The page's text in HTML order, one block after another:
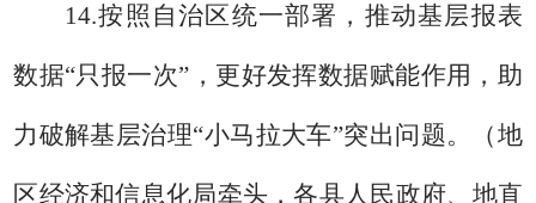
14.按照自治区统一部署，推动基层报表
数据“只报一次”，更好发挥数据赋能作用，助
力破解基层治理“小马拉大车”突出问题。 （地
区经济和信息化局牵头，各县人民政府、地直